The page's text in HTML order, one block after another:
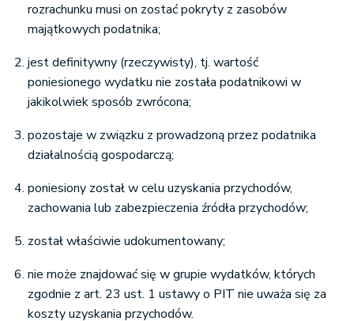
rozrachunku musi on zostać pokryty z zasobów
majątkowych podatnika;
jest definitywny (rzeczywisty), tj. wartość
poniesionego wydatku nie została podatnikowi w
jakikolwiek sposób zwrócona;
pozostaje w związku z prowadzoną przez podatnika
działalnością gospodarczą;
poniesiony został w celu uzyskania przychodów,
zachowania lub zabezpieczenia źródła przychodów;
został właściwie udokumentowany;
nie może znajdować się w grupie wydatków, których
zgodnie z art. 23 ust. 1 ustawy o PIT nie uważa się za
koszty uzyskania przychodów.